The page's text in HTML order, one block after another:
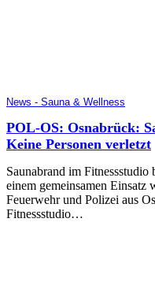
News - Sauna & Wellness
POL-OS: Osnabrück:
Keine Personen verletzt
Saunabrand im
einem gemeinsamen Einsatz
Feuerwehr und Polizei aus
Fitnessstudio…